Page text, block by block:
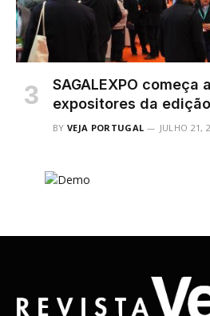
SAGALEXPO começa
expositores da
BY VEJA PORTUGAL JULHO 21,